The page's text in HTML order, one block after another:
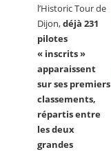
l’Historic Tour de
Dijon,déjà 231
pilotes
« inscrits »
apparaissent
sur ses premiers
classements,
répartis entre
les deux
grandes